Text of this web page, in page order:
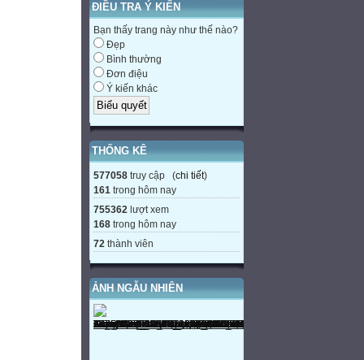
ĐIỀU TRA Ý KIẾN
Bạn thấy trang này như thế nào?
Đẹp
Bình thường
Đơn điệu
Ý kiến khác
THỐNG KÊ
577058 truy cập (chi tiết)
161 trong hôm nay
755362 lượt xem
168 trong hôm nay
72 thành viên
ẢNH NGẪU NHIÊN